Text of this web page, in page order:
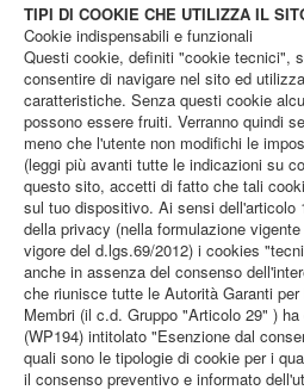
TIPI DI COOKIE CHE UTILIZZA IL
Cookie indispensabili e funzionali
Questi cookie, definiti "cookie tecnici",
consentire di navigare nel sito ed
caratteristiche. Senza questi cookie
possono essere fruiti. Verranno quindi
meno che l'utente non modifichi le
(leggi più avanti tutte le indicazioni su
questo sito, accetti di fatto che tali
sul tuo dispositivo. Ai sensi dell'articolo
della privacy (nella formulazione
vigore del d.lgs.69/2012) i cookies
anche in assenza del consenso
che riunisce tutte le Autorità Garanti
Membri (il c.d. Gruppo "Articolo 29" )
(WP194) intitolato "Esenzione dal
quali sono le tipologie di cookie per i
il consenso preventivo e informato